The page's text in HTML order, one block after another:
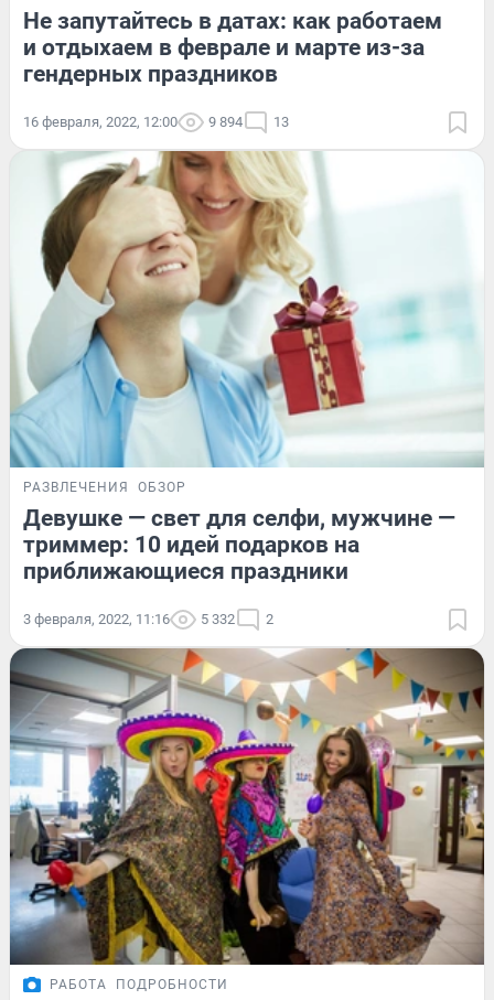
Не запутайтесь в датах: как работаем
и отдыхаем в феврале и марте из-за
гендерных праздников
16 февраля, 2022, 12:00 9 894 13
РАЗВЛЕЧЕНИЯ ОБЗОР
Девушке — свет для селфи, мужчине —
триммер: 10 идей подарков на
приближающиеся праздники
3 февраля, 2022, 11:16 5 332 2
РАБОТА ПОДРОБНОСТИ